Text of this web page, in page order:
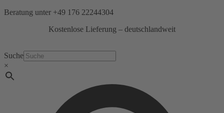
Zum
Beratung unter +49 176 22244304
Kostenlose Lieferung – deutschlandweit
Suche
×